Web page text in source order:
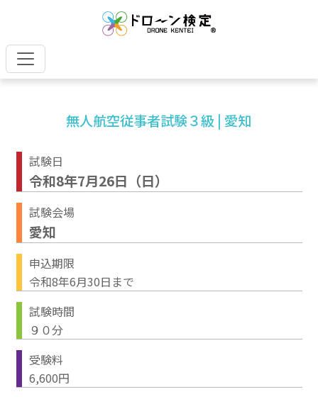
無人航空従事者試験３級 | 愛知
試験日
令和8年7月26日（日）
試験会場
愛知
申込期限
令和8年6月30日まで
試験時間
９０分
受験料
6,600円